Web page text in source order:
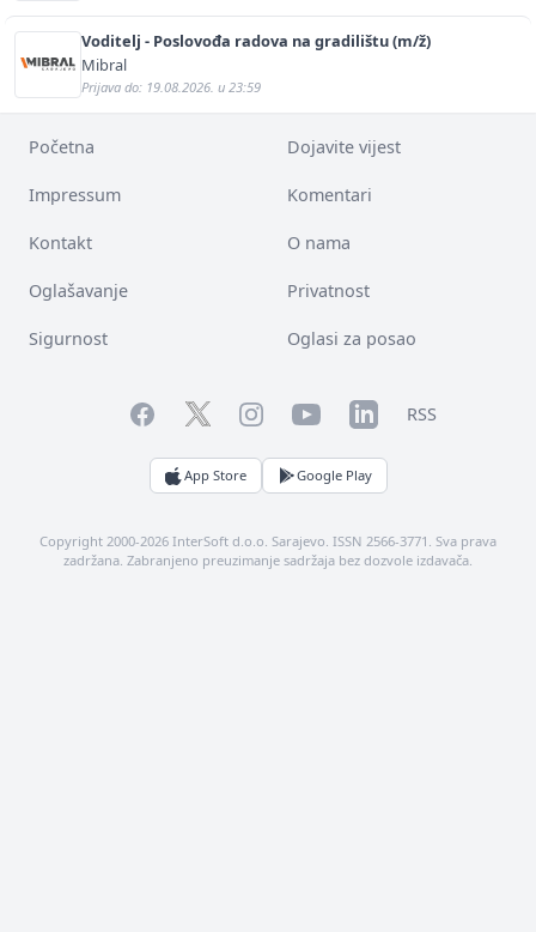
Voditelj - Poslovođa radova na gradilištu (m/ž)
Mibral
Prijava do: 19.08.2026. u 23:59
Početna Dojavite vijest
Impressum Komentari
Kontakt O nama
Oglašavanje Privatnost
Sigurnost Oglasi za posao
FacebookTwitterInstagramYouTubeLinkedInRSS
App Store Google Play
Copyright 2000-2026 InterSoft d.o.o. Sarajevo. ISSN 2566-3771. Sva prava
zadržana. Zabranjeno preuzimanje sadržaja bez dozvole izdavača.